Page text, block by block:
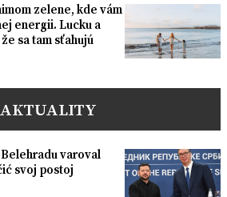
zelene, kde vám
energii. Lucku a
sa tam sťahujú
AKTUALITY
varoval
svoj postoj